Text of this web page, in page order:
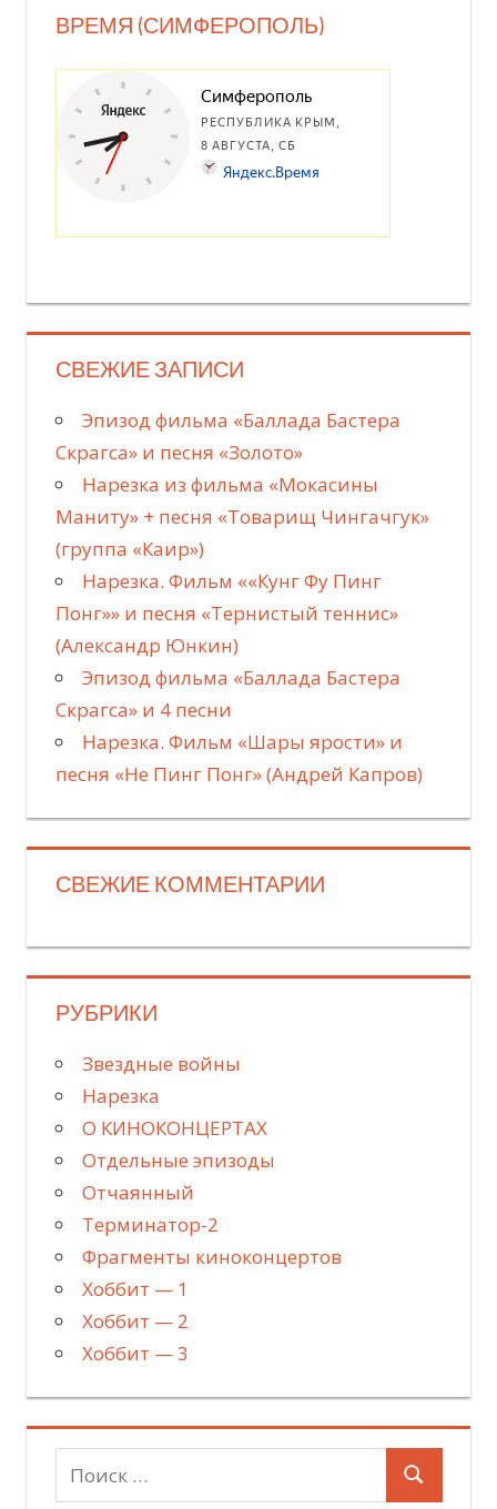
ВРЕМЯ (СИМФЕРОПОЛЬ)
СВЕЖИЕ ЗАПИСИ
Эпизод фильма «Баллада Бастера
Скрагса» и песня «Золото»
Нарезка из фильма «Мокасины
Маниту» + песня «Товарищ Чингачгук»
(группа «Каир»)
Нарезка. Фильм ««Кунг Фу Пинг
Понг»» и песня «Тернистый теннис»
(Александр Юнкин)
Эпизод фильма «Баллада Бастера
Скрагса» и 4 песни
Нарезка. Фильм «Шары ярости» и
песня «Не Пинг Понг» (Андрей Капров)
СВЕЖИЕ КОММЕНТАРИИ
РУБРИКИ
Звездные войны
Нарезка
О КИНОКОНЦЕРТАХ
Отдельные эпизоды
Отчаянный
Терминатор-2
Фрагменты киноконцертов
Хоббит — 1
Хоббит — 2
Хоббит — 3
Поиск
для:
Поиск